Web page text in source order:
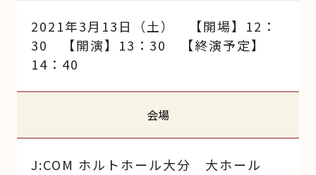
2021年3月13日（土） 【開場】12：
30 【開演】13：30 【終演予定】
14：40
会場
J:COM ホルトホール大分 大ホール